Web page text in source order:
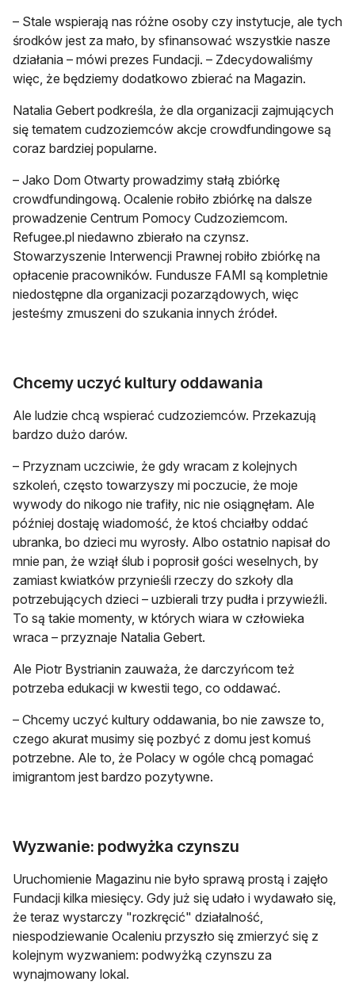
– Stale wspierają nas różne osoby czy instytucje, ale tych
środków jest za mało, by sfinansować wszystkie nasze
działania – mówi prezes Fundacji. – Zdecydowaliśmy
więc, że będziemy dodatkowo zbierać na Magazin.
Natalia Gebert podkreśla, że dla organizacji zajmujących
się tematem cudzoziemców akcje crowdfundingowe są
coraz bardziej popularne.
– Jako Dom Otwarty prowadzimy stałą zbiórkę
crowdfundingową. Ocalenie robiło zbiórkę na dalsze
prowadzenie Centrum Pomocy Cudzoziemcom.
Refugee.pl niedawno zbierało na czynsz.
Stowarzyszenie Interwencji Prawnej robiło zbiórkę na
opłacenie pracowników. Fundusze FAMI są kompletnie
niedostępne dla organizacji pozarządowych, więc
jesteśmy zmuszeni do szukania innych źródeł.
Chcemy uczyć kultury oddawania
Ale ludzie chcą wspierać cudzoziemców. Przekazują
bardzo dużo darów.
– Przyznam uczciwie, że gdy wracam z kolejnych
szkoleń, często towarzyszy mi poczucie, że moje
wywody do nikogo nie trafiły, nic nie osiągnęłam. Ale
później dostaję wiadomość, że ktoś chciałby oddać
ubranka, bo dzieci mu wyrosły. Albo ostatnio napisał do
mnie pan, że wziął ślub i poprosił gości weselnych, by
zamiast kwiatków przynieśli rzeczy do szkoły dla
potrzebujących dzieci – uzbierali trzy pudła i przywieźli.
To są takie momenty, w których wiara w człowieka
wraca – przyznaje Natalia Gebert.
Ale Piotr Bystrianin zauważa, że darczyńcom też
potrzeba edukacji w kwestii tego, co oddawać.
– Chcemy uczyć kultury oddawania, bo nie zawsze to,
czego akurat musimy się pozbyć z domu jest komuś
potrzebne. Ale to, że Polacy w ogóle chcą pomagać
imigrantom jest bardzo pozytywne.
Wyzwanie: podwyżka czynszu
Uruchomienie Magazinu nie było sprawą prostą i zajęło
Fundacji kilka miesięcy. Gdy już się udało i wydawało się,
że teraz wystarczy "rozkręcić" działalność,
niespodziewanie Ocaleniu przyszło się zmierzyć się z
kolejnym wyzwaniem: podwyżką czynszu za
wynajmowany lokal.